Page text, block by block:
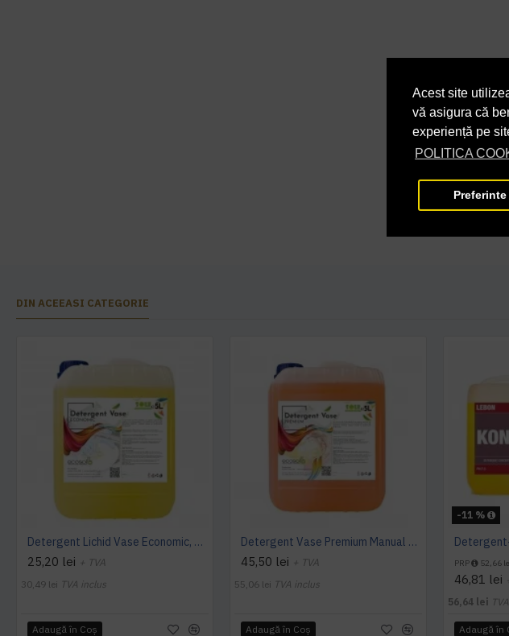
Acest site
vă asigura că
experiență pe
POLITICA
Preferinte
DIN ACEEASI CATEGORIE
Detergent Lichid Vase Economic, Manual, 5L, AQAS
25,20 lei + TVA
30,49 lei TVA inclus
Adaugă în Coş
Detergent Vase Premium Manual 5L Canistra AQAS
45,50 lei + TVA
55,06 lei TVA inclus
Adaugă în Coş
-11 %
PRP 52,66
46,81 lei
56,64 lei
Adaugă în